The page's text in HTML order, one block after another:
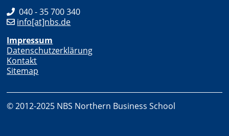
040 - 35 700 340
info[at]nbs.de
Impressum
Datenschutzerklärung
Kontakt
Sitemap
© 2012-2025 NBS Northern Business School